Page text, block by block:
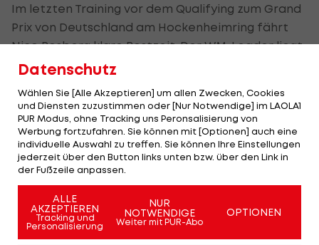
Im letzten Training vor dem Qualifying zum Grand
Prix von Deutschland am Hockenheimring fährt
Nico Rosberg klare Bestzeit. Der WM-Leader liegt
mit einer Rundenzeit von 1:17,779 Minuten sechs
Lewis Hamilton. Dritter wird Fernando Alonso im
Ferrari (+0,605). Schwer geschlagen geben muss
sich Red Bull Racing. Daniel Ricciardo landet mit
0,990 Sekunden Rückstand auf Platz sieben,
Sebastian Vettel belegt den neunten Rang (+1,111).
Mehr zum Thema
Datenschutz
Wählen Sie [Alle Akzeptieren] um allen Zwecken, Cookies
und Diensten zuzustimmen oder [Nur Notwendige] im LAOLA1
PUR Modus, ohne Tracking uns Peronsalisierung von
Werbung fortzufahren. Sie können mit [Optionen] auch eine
individuelle Auswahl zu treffen. Sie können Ihre Einstellungen
jederzeit über den Button links unten bzw. über den Link in
der Fußzeile anpassen.
ALLE
AKZEPTIEREN
Tracking und
Personalisierung
NUR
NOTWENDIGE
Weiter mit PUR-Abo
OPTIONEN